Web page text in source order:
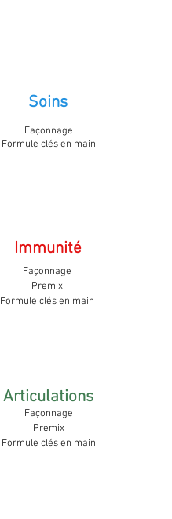
Soins
Façonnage
Formule clés en main
Immunité
Façonnage
Premix
Formule clés en main
Articulations
Façonnage
Premix
Formule clésen main